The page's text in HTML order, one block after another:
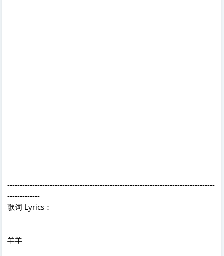
-----------------------------------------------------------------------------------
-------------
歌词 Lyrics：
羊羊